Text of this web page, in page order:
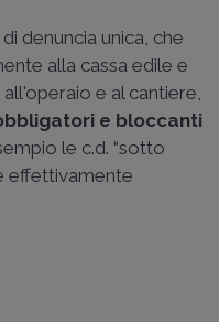
di denuncia unica, che
alla cassa edile e
e al cantiere,
e bloccanti
le c.d. “sotto
effettivamente